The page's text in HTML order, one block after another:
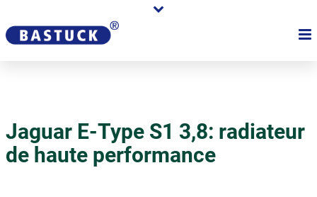
Jaguar E-Type S1 3,8: radiateur
de haute performance